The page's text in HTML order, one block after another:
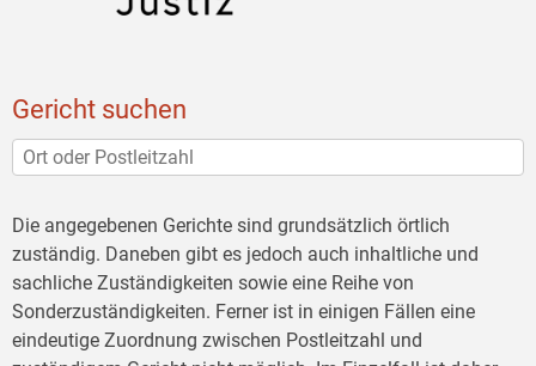
Gericht suchen
Die angegebenen Gerichte sind grundsätzlich örtlich
zuständig. Daneben gibt es jedoch auch inhaltliche und
sachliche Zuständigkeiten sowie eine Reihe von
Sonderzuständigkeiten. Ferner ist in einigen Fällen eine
eindeutige Zuordnung zwischen Postleitzahl und